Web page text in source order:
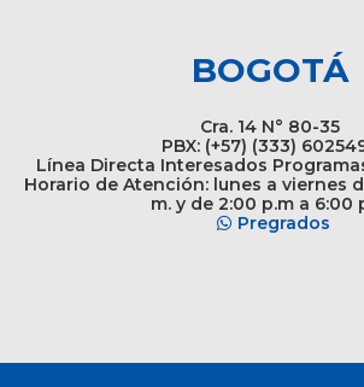
BOGOTÁ
Cra. 14 N° 80-35
PBX: (+57) (333)
Línea Directa Interesados
Horario de Atención: lunes a viernes
m. y de 2:00 p.m a 6:00
Pregrados